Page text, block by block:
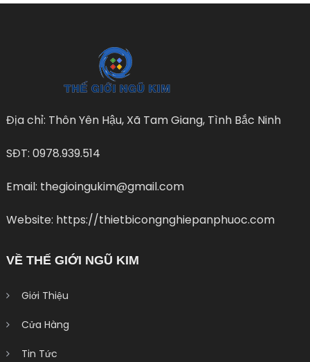
Địa chỉ: Thôn Yên Hậu, Xã Tam Giang, Tình Bắc Ninh
SĐT: 0978.939.514
Email: thegioingukim@gmail.com
Website: https://thietbicongnghiepanphuoc.com
VỀ THẾ GIỚI NGŨ KIM
Giới Thiệu
Cửa Hàng
Tin Tức